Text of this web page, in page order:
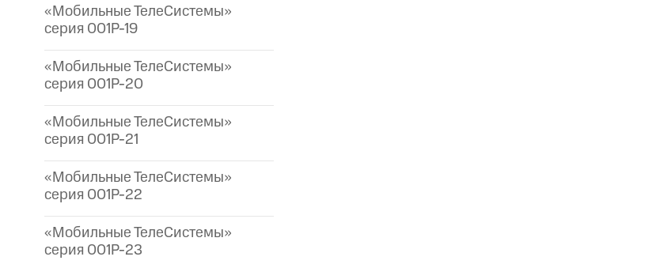
«Мобильные ТелеСистемы»
серия 001P-19
«Мобильные ТелеСистемы»
серия 001P-20
«Мобильные ТелеСистемы»
серия 001P-21
«Мобильные ТелеСистемы»
серия 001P-22
«Мобильные ТелеСистемы»
серия 001P-23